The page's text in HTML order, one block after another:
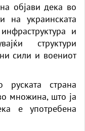
објави дека во
на украинската
и
структури
сили и воениот
страна
множина, што ја
е употребена